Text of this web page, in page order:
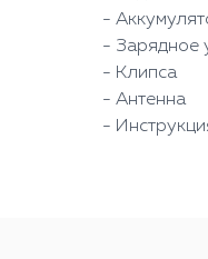
-
- Зарядное
- Клипса
- Антенна
-